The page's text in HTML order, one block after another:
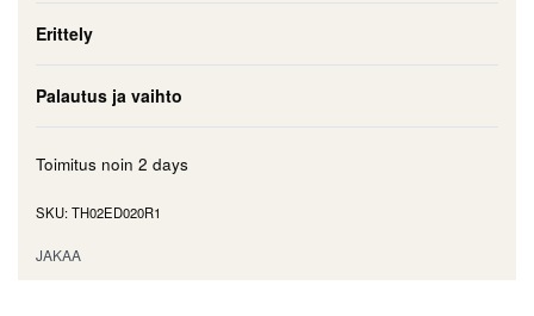
Erittely
Palautus ja vaihto
Toimitus noin 2 days
TH02ED020R1
JAKAA